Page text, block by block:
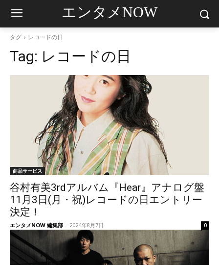
エンタメNOW
タグ レコードの日
Tag: レコードの日
商品サービス
谷村有美3rdアルバム『Hear』アナログ盤
11月3日(月・祝)レコードの日エントリー
決定！
エンタメNOW 編集部 - 2024年8月7日 0